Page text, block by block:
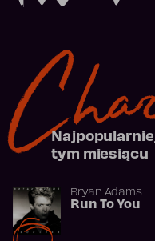
tym miesiącu
Bryan Adams
Run To You